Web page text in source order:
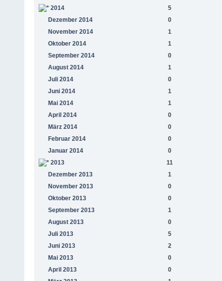
2014
5
Dezember 2014
0
November 2014
1
Oktober 2014
1
September 2014
0
August 2014
1
Juli 2014
0
Juni 2014
1
Mai 2014
1
April 2014
0
März 2014
0
Februar 2014
0
Januar 2014
0
2013
11
Dezember 2013
1
November 2013
0
Oktober 2013
0
September 2013
1
August 2013
0
Juli 2013
5
Juni 2013
2
Mai 2013
0
April 2013
0